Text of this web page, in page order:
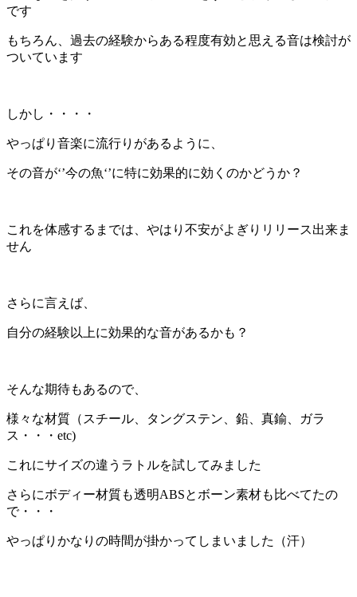
です
もちろん、過去の経験からある程度有効と思える音は検討が
ついています
しかし・・・・
やっぱり音楽に流行りがあるように、
その音が‘’今の魚‘’に特に効果的に効くのかどうか？
これを体感するまでは、やはり不安がよぎりリリース出来ま
せん
さらに言えば、
自分の経験以上に効果的な音があるかも？
そんな期待もあるので、
様々な材質（スチール、タングステン、鉛、真鍮、ガラ
ス・・・etc)
これにサイズの違うラトルを試してみました
さらにボディー材質も透明ABSとボーン素材も比べてたの
で・・・
やっぱりかなりの時間が掛かってしまいました（汗）